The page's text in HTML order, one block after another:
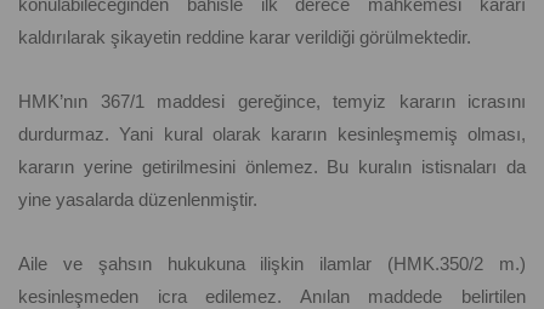
konulabileceğinden bahisle ilk derece mahkemesi kararı
kaldırılarak şikayetin reddine karar verildiği görülmektedir.
HMK’nın 367/1 maddesi gereğince, temyiz kararın icrasını
durdurmaz. Yani kural olarak kararın kesinleşmemiş olması,
kararın yerine getirilmesini önlemez. Bu kuralın istisnaları da
yine yasalarda düzenlenmiştir.
Aile ve şahsın hukukuna ilişkin ilamlar (HMK.350/2 m.)
kesinleşmeden icra edilemez. Anılan maddede belirtilen